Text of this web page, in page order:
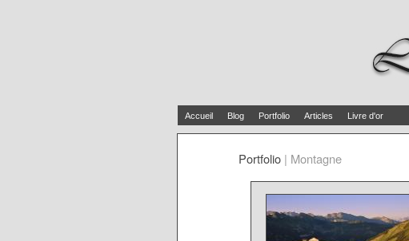
Accueil Blog Portfolio Articles Livre d'or
Portfolio | Montagne